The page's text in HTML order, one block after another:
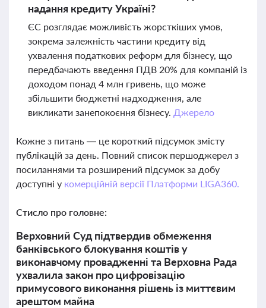
надання кредиту Україні?
ЄС розглядає можливість жорсткіших умов,
зокрема залежність частини кредиту від
ухвалення податкових реформ для бізнесу, що
передбачають введення ПДВ 20% для компаній із
доходом понад 4 млн гривень, що може
збільшити бюджетні надходження, але
викликати занепокоєння бізнесу. Джерело
Кожне з питань — це короткий підсумок змісту
публікацій за день. Повний список першоджерел з
посиланнями та розширений підсумок за добу
доступні у комерційній версії Платформи LIGA360.
Стисло про головне:
Верховний Суд підтвердив обмеження
банківського блокування коштів у
виконавчому провадженні та Верховна Рада
ухвалила закон про цифровізацію
примусового виконання рішень із миттєвим
арештом майна